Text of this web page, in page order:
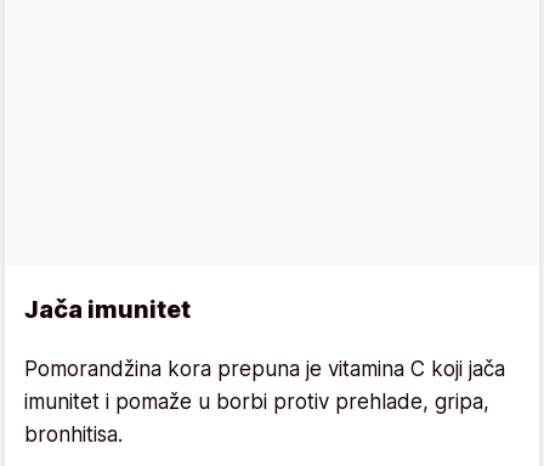
Jača imunitet
Pomorandžina kora prepuna je vitamina C koji jača
imunitet i pomaže u borbi protiv prehlade, gripa,
bronhitisa.